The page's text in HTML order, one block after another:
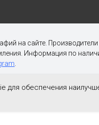
для обеспечения
на сайте.
Информация по